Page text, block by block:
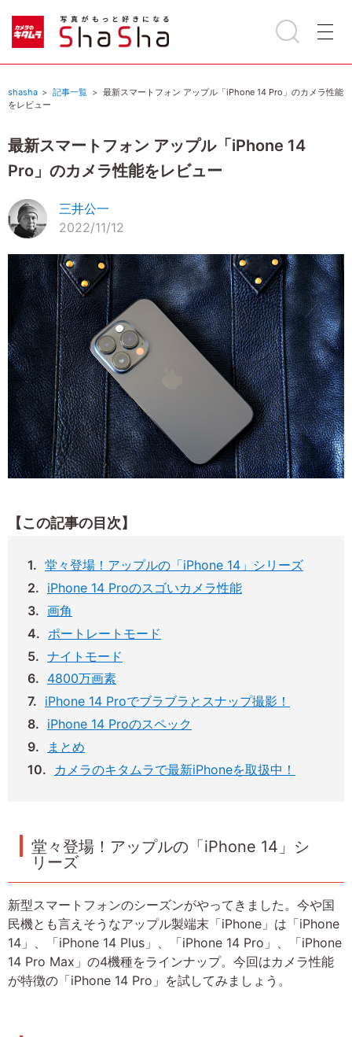
shasha 記事一覧
最新スマートフォン アップル「iPhone 14 Pro」のカメラ性能
をレビュー
最新スマートフォン アップル「iPhone 14
Pro」のカメラ性能をレビュー
三井公一
2022/11/12
【この記事の目次】
堂々登場！アップルの「iPhone 14」シリーズ
iPhone 14 Proのスゴいカメラ性能
画角
ポートレートモード
ナイトモード
4800万画素
iPhone 14 Proでブラブラとスナップ撮影！
iPhone 14 Proのスペック
まとめ
カメラのキタムラで最新iPhoneを取扱中！
堂々登場！アップルの「iPhone 14」シ
リーズ
新型スマートフォンのシーズンがやってきました。今や国
民機とも言えそうなアップル製端末「iPhone」は「iPhone
14」、「iPhone 14 Plus」、「iPhone 14 Pro」、「iPhone
14 Pro Max」の4機種をラインナップ。今回はカメラ性能
が特徴の「iPhone 14 Pro」を試してみましょう。